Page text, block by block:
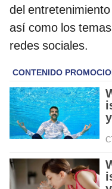
del
así como los
redes sociales.